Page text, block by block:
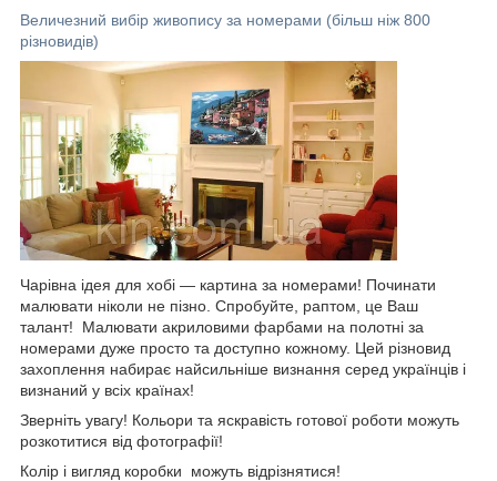
Величезний вибір живопису за номерами (більш ніж 800
різновидів)
Чарівна ідея для хобі — картина за номерами! Починати
малювати ніколи не пізно. Спробуйте, раптом, це Ваш
талант! Малювати акриловими фарбами на полотні за
номерами дуже просто та доступно кожному. Цей різновид
захоплення набирає найсильніше визнання серед українців і
визнаний у всіх країнах!
Зверніть увагу! Кольори та яскравість готової роботи можуть
розкотитися від фотографії!
Колір і вигляд коробки можуть відрізнятися!